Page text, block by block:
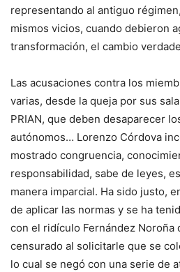
representando al antiguo
mismos vicios, cuando debieron
transformación, el cambio
Las acusaciones contra los
varias, desde la queja por sus
PRIAN, que deben desaparecer
autónomos… Lorenzo Córdova
mostrado congruencia,
responsabilidad, sabe de leyes,
manera imparcial. Ha sido justo,
de aplicar las normas y se ha
con el ridículo Fernández Noroña
censurado al solicitarle que se
lo cual se negó con una serie de